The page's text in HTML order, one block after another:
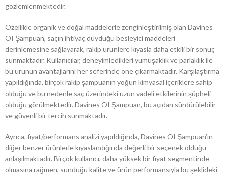
gözlemlenmektedir.
Özellikle organik ve doğal maddelerle zenginleştirilmiş olan Davines
OI Şampuan, saçın ihtiyaç duyduğu besleyici maddeleri
derinlemesine sağlayarak, rakip ürünlere kıyasla daha etkili bir sonuç
sunmaktadır. Kullanıcılar, deneyimledikleri yumuşaklık ve parlaklık ile
bu ürünün avantajlarını her seferinde öne çıkarmaktadır. Karşılaştırma
yapıldığında, birçok rakip şampuanın yoğun kimyasal içeriklere sahip
olduğu ve bu nedenle saç üzerindeki uzun vadeli etkilerinin şüpheli
olduğu görülmektedir. Davines OI Şampuan, bu açıdan sürdürülebilir
ve güvenli bir tercih sunmaktadır.
Ayrıca, fiyat/performans analizi yapıldığında, Davines OI Şampuan’ın
diğer benzer ürünlerle kıyaslandığında değerli bir seçenek olduğu
anlaşılmaktadır. Birçok kullanıcı, daha yüksek bir fiyat segmentinde
olmasına rağmen, sunduğu kalite ve ürün performansıyla bu şeklideki